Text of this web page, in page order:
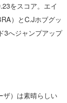
をスコア。エイ
）とC.Jホブグッ
3へジャンプアップ
ザ）は素晴らしい